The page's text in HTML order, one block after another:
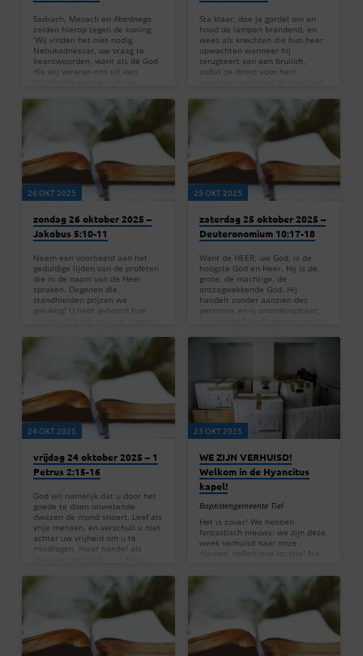
Sadrach, Mesach en Abednego
zeiden hierop tegen de koning:
‘Wij vinden het niet nodig,
Nebukadnessar, uw vraag te
beantwoorden, want als de God
die wij vereren ons uit een
redden. Maar ook al redt hij ons
niet, majesteit, weet dan dat wij
uw goden niet zullen vereren,
noch zullen buigen voor het
gouden beeld dat u hebt
opgericht.’ — Daniel 3:16-18
Deze passage laat ons
kennismaken met de krachtige…
Sta klaar, doe je gordel om en
houd de lampen brandend, en
wees als knechten die hun heer
opwachten wanneer hij
terugkeert van een bruiloft,
zodat ze direct voor hem
aantreft. Ik verzeker jullie: hij zal
zijn gordel omdoen, hen aan
tafel nodigen en hen bedienen.
— Lucas 12:35-37 In Lucas
12:35-37 spreekt Jezus over het
belang van waakzaam en klaar
zijn. Hij gebruikt de metafoor…
26 OKT 2025
zondag 26 oktober 2025 –
Jakobus 5:10-11
Neem een voorbeeld aan het
geduldige lijden van de profeten
die in de naam van de Heer
spraken. Degenen die
standhielden prijzen we
gelukkig! U hebt gehoord hoe
Heer is immers liefdevol en
barmhartig. — Jakobus 5:10-11
Wanneer we naar Jakobus 5:10-
11 kijken, worden we herinnerd
aan de profeten die voor ons zijn
gekomen en de weg van
standvastigheid hebben
aangetoond. Hun verhalen zijn
als bakens van geduld…
25 OKT 2025
zaterdag 25 oktober 2025 –
Deuteronomium 10:17-18
Want de HEER, uw God, is de
hoogste God en Heer. Hij is de
grote, de machtige, de
ontzagwekkende God. Hij
handelt zonder aanzien des
persoons en is onomkoopbaar;
bescherming en voorziet hen van
Deuteronomium 10:17-18 lezen
we hoe God zichzelf omschrijft:
als de God van alle goden, groot,
machtig en geducht, die geen
aanzien des persoons kent en
geen geschenken aanneemt. Hij
laat…
24 OKT 2025
vrijdag 24 oktober 2025 – 1
Petrus 2:15-16
God wil namelijk dat u door het
goede te doen onwetende
dwazen de mond snoert. Leef als
vrije mensen, en verschuil u niet
achter uw vrijheid om u te
misdragen, maar handel als
worden we aangemoedigd om
met ons goede gedrag te laten
zien wat het betekent om in
vrijheid te leven. Petrus roept
ons op om die vrijheid niet te
misbruiken om ons slechte
dingen te permitteren, maar…
23 OKT 2025
WE ZIJN VERHUISD!
Welkom in de Hyancitus
kapel!
Baptistengemeente Tiel
Het is zover! We hebben
fantastisch nieuws: we zijn deze
week verhuisd naar onze
nieuwe, definitieve locatie! Na
gebruik mochten maken van
onze tussenlocatie, hebben we
nu onze intrek genomen in de
prachtige Hyancitus kapel aan
de Dominicushof 18a (4001 MG)
in Tiel. We zijn ontzettend blij
met deze sfeervolle en
bijzondere plek. De kapel heeft